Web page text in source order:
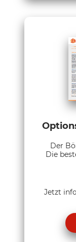
Der
Die
Jetzt